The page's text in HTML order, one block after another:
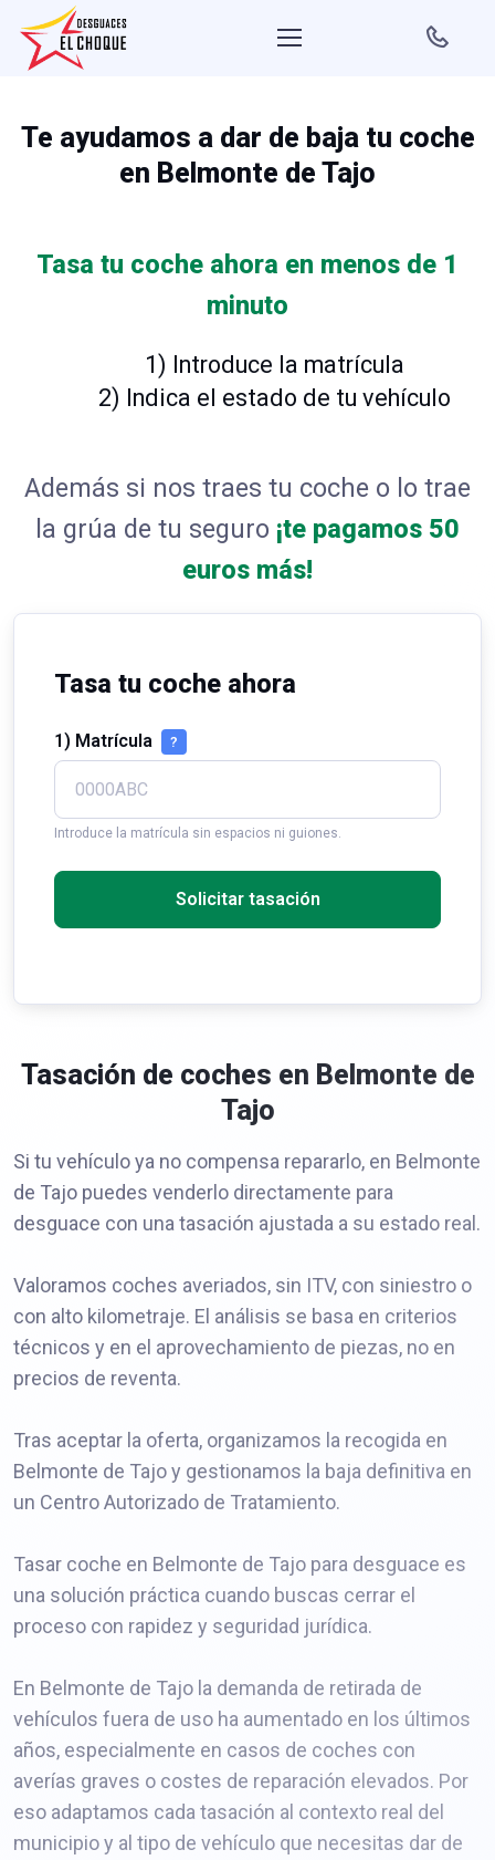
Te ayudamos a dar de baja tu coche
en Belmonte de Tajo
Tasa tu coche ahora en menos de 1
minuto
1) Introduce la matrícula
2) Indica el estado de tu vehículo
Además si nos traes tu coche o lo trae
la grúa de tu seguro ¡te pagamos 50
euros más!
Tasa tu coche ahora
1) Matrícula ?
Introduce la matrícula sin espacios ni guiones.
Solicitar tasación
Tasación de coches en Belmonte de
Tajo
Si tu vehículo ya no compensa repararlo, en Belmonte
de Tajo puedes venderlo directamente para
desguace con una tasación ajustada a su estado real.
Valoramos coches averiados, sin ITV, con siniestro o
con alto kilometraje. El análisis se basa en criterios
técnicos y en el aprovechamiento de piezas, no en
precios de reventa.
Tras aceptar la oferta, organizamos la recogida en
Belmonte de Tajo y gestionamos la baja definitiva en
un Centro Autorizado de Tratamiento.
Tasar coche en Belmonte de Tajo para desguace es
una solución práctica cuando buscas cerrar el
proceso con rapidez y seguridad jurídica.
En Belmonte de Tajo la demanda de retirada de
vehículos fuera de uso ha aumentado en los últimos
años, especialmente en casos de coches con
averías graves o costes de reparación elevados. Por
eso adaptamos cada tasación al contexto real del
municipio y al tipo de vehículo que necesitas dar de